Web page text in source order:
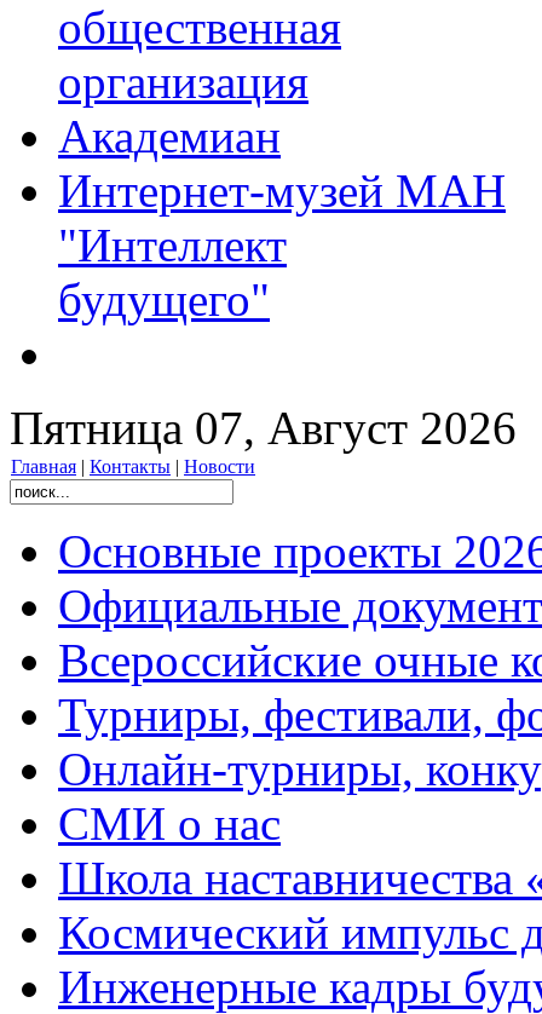
общественная
организация
Академиан
Интернет-музей МАН
"Интеллект
будущего"
Пятница 07, Август 2026
Главная | Контакты | Новости
Основные проекты
Официальные
Всероссийские очные
Турниры, фестивали,
Онлайн-турниры,
СМИ о нас
Школа
Космический импульс
Инженерные кадры